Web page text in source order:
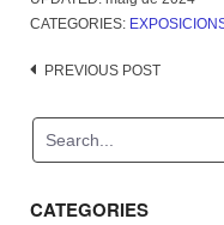
CATEGORIES:
Post
PREVIOUS POST
CATEGORIES